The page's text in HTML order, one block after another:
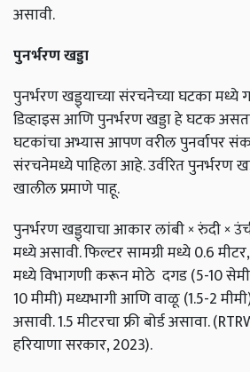
असावी.
पुनर्भरणखड्डा
पुनर्भरणखड्ड्याच्यासंरचनेच्याघटकामध्ये
डिव्हाइसआणिपुनर्भरणखड्डाहेघटक
घटकांचाअभ्यासआपणवरीलपुनर्वापर
संरचनेमध्येपाहिलाआहे.उर्वरितपुनर्भरण
खालीलप्रमाणेपाहू.
पुनर्भरणखड्ड्याचाआकारलांबी×रुंदी×
मध्येअसावी.फिल्टरसामग्रीमध्ये0.6मीटर
मध्येविभागणीकरूनमोठे दगड(5-10सेमी
10मीमी)मध्यभागीआणिवाळू(1.5-2मीमी
असावी. 1.5मीटरचाफ्रीबोर्डअसावा.
हरियाणासरकार, 2023).